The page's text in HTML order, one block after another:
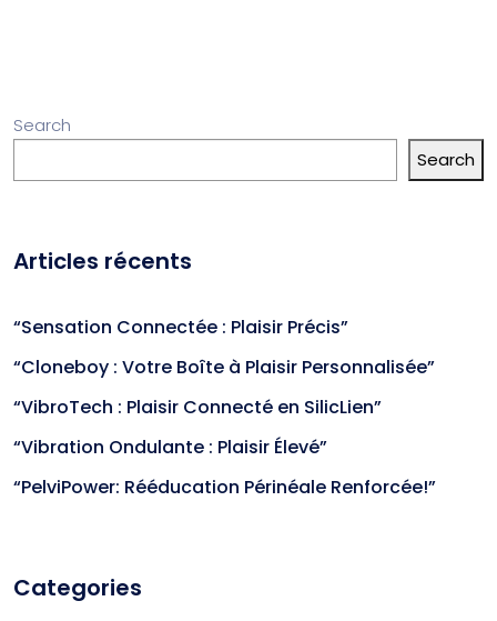
Search
Search
Articles récents
“Sensation Connectée : Plaisir Précis”
“Cloneboy : Votre Boîte à Plaisir Personnalisée”
“VibroTech : Plaisir Connecté en SilicLien”
“Vibration Ondulante : Plaisir Élevé”
“PelviPower: Rééducation Périnéale Renforcée!”
Categories